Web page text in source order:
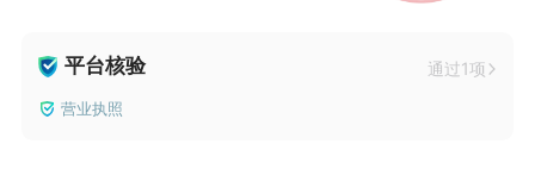
平台核验 通过1项
营业执照